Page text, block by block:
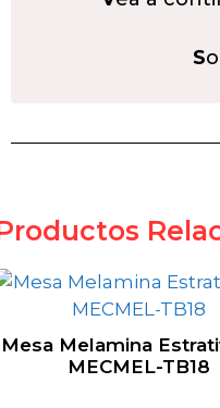
S
Mesa Melamina
MECMEL-TB18